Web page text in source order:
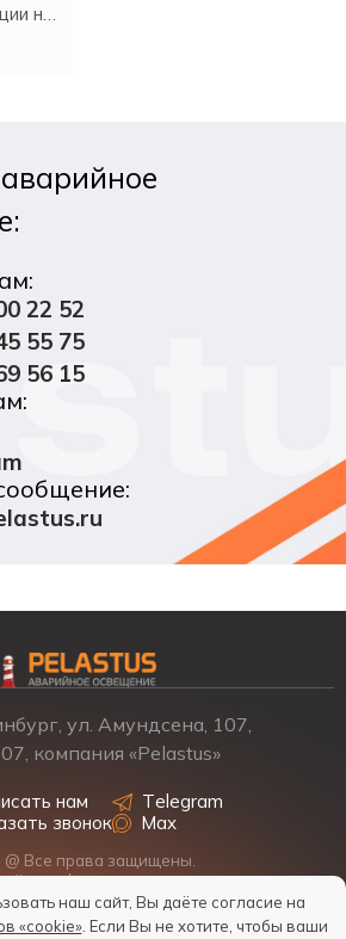
на
22 52
55 75
56 15
ул. Амундсена, 107,
компания «Pelastus»
нам
звонок
Telegram
Max
@ Все права защищены.
информация о товарах и ценах не
стоимость, условия поставки
индивидуально у менеджеров.
наш сайт, Вы даёте согласие на
«cookie». Если Вы не хотите, чтобы ваши